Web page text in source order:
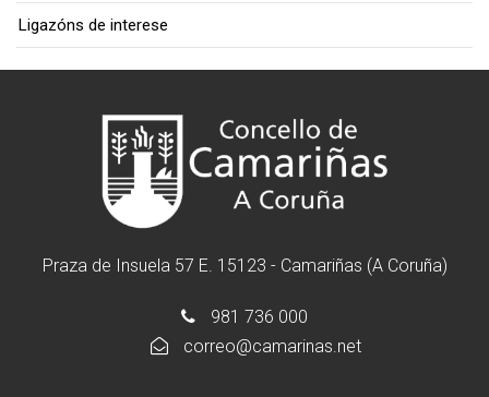
Ligazóns de interese
Praza de Insuela 57 E. 15123 - Camariñas (A Coruña)
981 736 000
correo@camarinas.net